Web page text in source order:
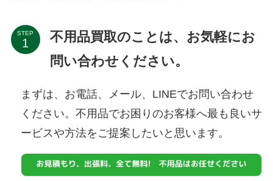
STEP
不用品買取のことは、お気軽にお
問い合わせください。
まずは、お電話、メール、LINEでお問い合わせ
ください。不用品でお困りのお客様へ最も良いサ
ービスや方法をご提案したいと思います。